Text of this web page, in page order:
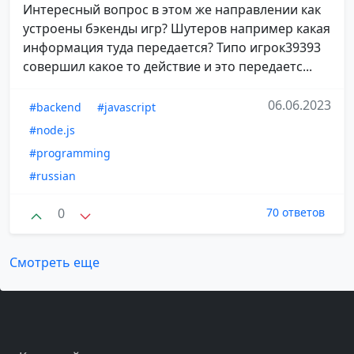
Интересный вопрос в этом же направлении как
устроены бэкенды игр? Шутеров например какая
информация туда передается? Типо игрок39393
совершил какое то действие и это передаетс...
#backend
#javascript
#node.js
#programming
#russian
06.06.2023
0 70 ответов
Смотреть еще